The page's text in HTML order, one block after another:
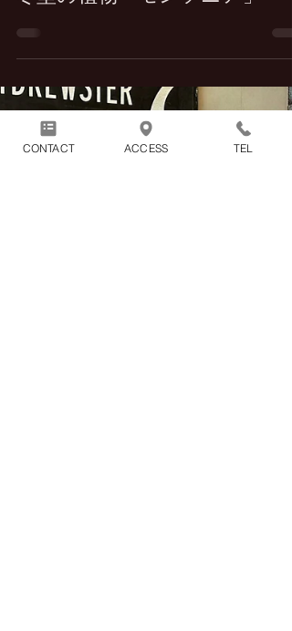
奇妙な塊茎に可愛い葉を付ける
冬型の植物「モンソニア」
CONTACT ACCESS TEL